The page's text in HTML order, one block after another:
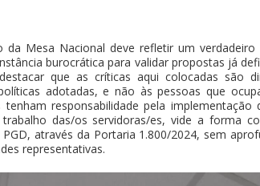
da Mesa Nacional deve refletir um
burocrática para validar propostas já
que as críticas aqui colocadas são
adotadas, e não às pessoas que
responsabilidade pela implementação
das/os servidoras/es, vide a forma
através da Portaria 1.800/2024, sem
representativas.